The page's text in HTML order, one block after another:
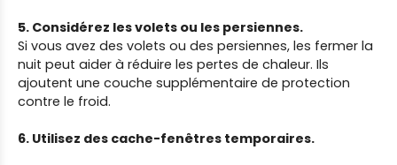
5. Considérez les volets ou les persiennes.
Si vous avez des volets ou des persiennes, les fermer la
nuit peut aider à réduire les pertes de chaleur. Ils
ajoutent une couche supplémentaire de protection
contre le froid.
6. Utilisez des cache-fenêtres temporaires.